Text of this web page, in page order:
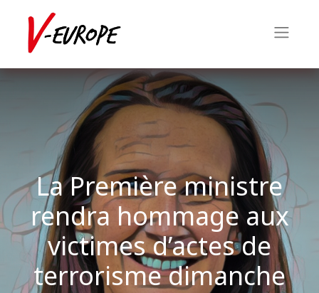
La Première ministre
rendra hommage aux
victimes d’actes de
terrorisme dimanche